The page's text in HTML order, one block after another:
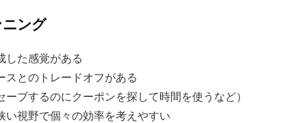
ング
した感覚がある
スとのトレードオフがある
ーブするのにクーポンを探して時間を使うなど）
い視野で個々の効率を考えやすい